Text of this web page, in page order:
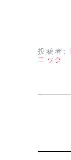
投稿者:
ニック